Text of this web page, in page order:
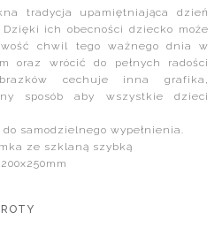
tradycja upamiętniająca dzień
ich obecności dziecko może
chwil tego ważnego dnia w
oraz wrócić do pełnych radości
cechuje inna grafika,
sposób aby wszystkie dzieci
samodzielnego wypełnienia.
ze szklaną szybką